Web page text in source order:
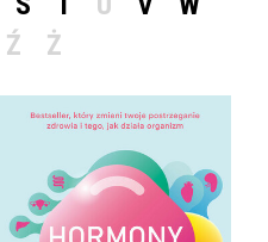
Ź Ż